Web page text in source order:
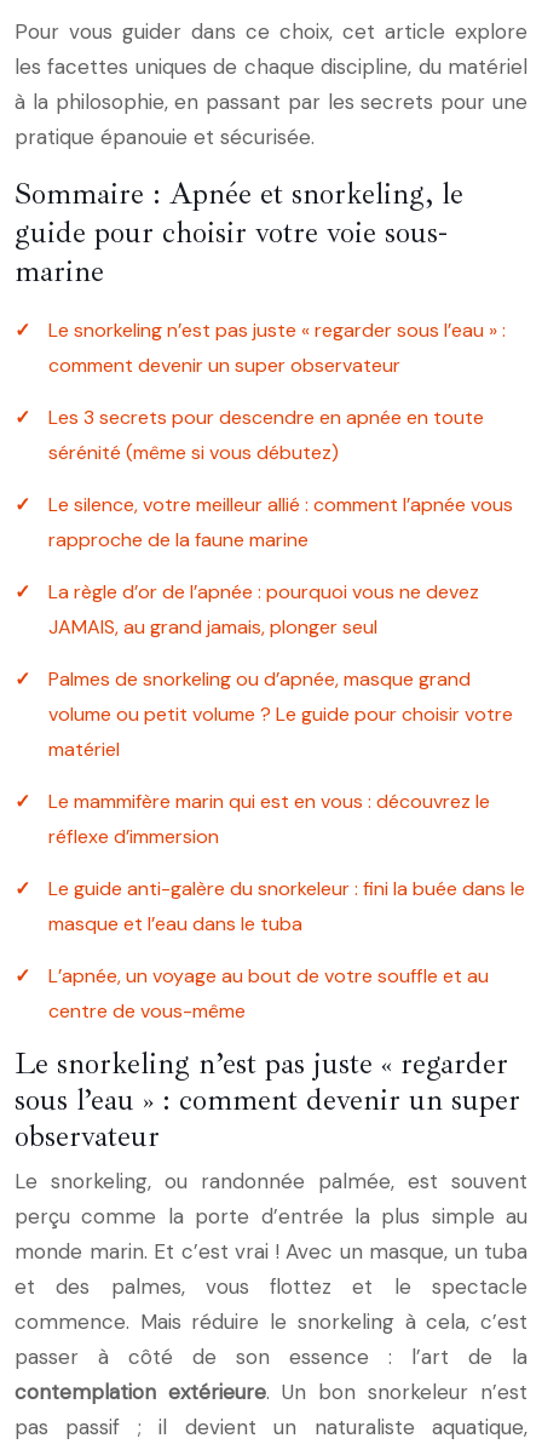
Pour vous guider dans ce choix, cet article explore
les facettes uniques de chaque discipline, du matériel
à la philosophie, en passant par les secrets pour une
pratique épanouie et sécurisée.
Sommaire : Apnée et snorkeling, le
guide pour choisir votre voie sous-
marine
Le snorkeling n’est pas juste « regarder sous l’eau » :
comment devenir un super observateur
Les 3 secrets pour descendre en apnée en toute
sérénité (même si vous débutez)
Le silence, votre meilleur allié : comment l’apnée vous
rapproche de la faune marine
La règle d’or de l’apnée : pourquoi vous ne devez
JAMAIS, au grand jamais, plonger seul
Palmes de snorkeling ou d’apnée, masque grand
volume ou petit volume ? Le guide pour choisir votre
matériel
Le mammifère marin qui est en vous : découvrez le
réflexe d’immersion
Le guide anti-galère du snorkeleur : fini la buée dans le
masque et l’eau dans le tuba
L’apnée, un voyage au bout de votre souffle et au
centre de vous-même
Le snorkeling n’est pas juste « regarder
sous l’eau » : comment devenir un super
observateur
Le snorkeling, ou randonnée palmée, est souvent
perçu comme la porte d’entrée la plus simple au
monde marin. Et c’est vrai ! Avec un masque, un tuba
et des palmes, vous flottez et le spectacle
commence. Mais réduire le snorkeling à cela, c’est
passer à côté de son essence : l’art de la
contemplation extérieure. Un bon snorkeleur n’est
pas passif ; il devient un naturaliste aquatique,